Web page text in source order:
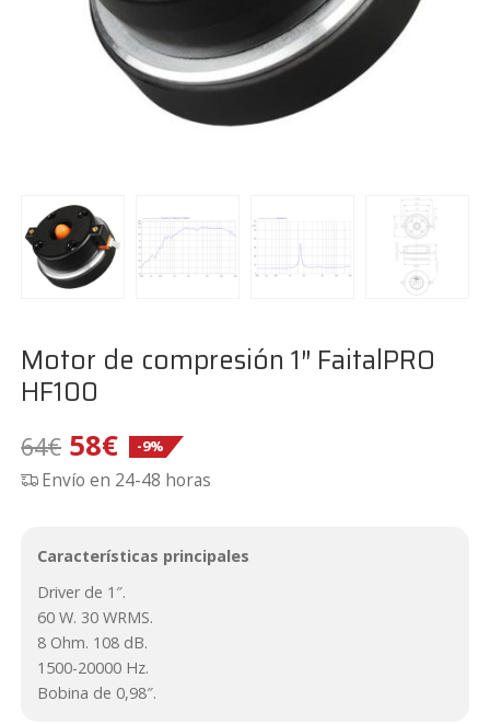
Motor de compresión 1″ FaitalPRO
HF100
64€ El
precio
era:
64€.
58€El
precio
es:
58€.
-9%
Envío en 24-48 horas
Características principales
Driver de 1″.
60 W. 30 WRMS.
8 Ohm. 108 dB.
1500-20000 Hz.
Bobina de 0,98″.